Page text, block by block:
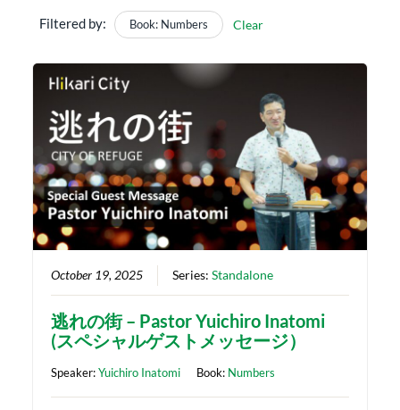
Filtered by: Book: Numbers Clear
October 19, 2025 Series:Standalone
逃れの街 – Pastor Yuichiro Inatomi
(スペシャルゲストメッセージ）
Speaker:Yuichiro Inatomi Book: Numbers